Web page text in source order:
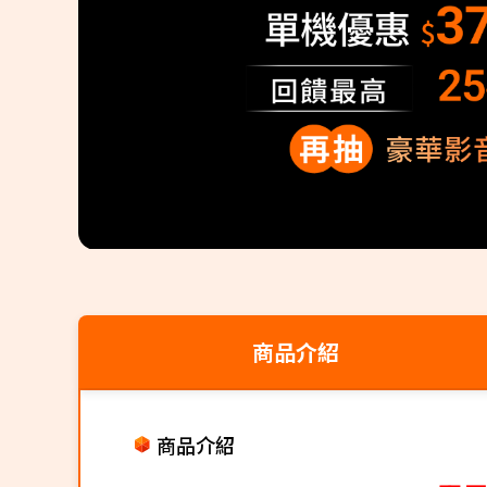
商品介紹
商品介紹